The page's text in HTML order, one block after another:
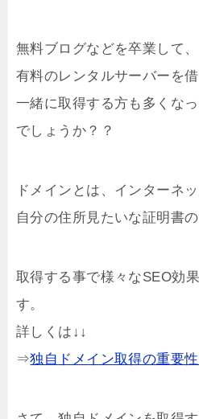
無料ブログなどを卒業して、
有料のレンタルサーバーを
一緒に取得する方も多くな
でしょうか？？
ドメインとは、インターネ
自分の住所見たいな証明書
取得する事で様々なSEO効
す。
詳しくは↓↓
⇒独自ドメイン取得の重要性